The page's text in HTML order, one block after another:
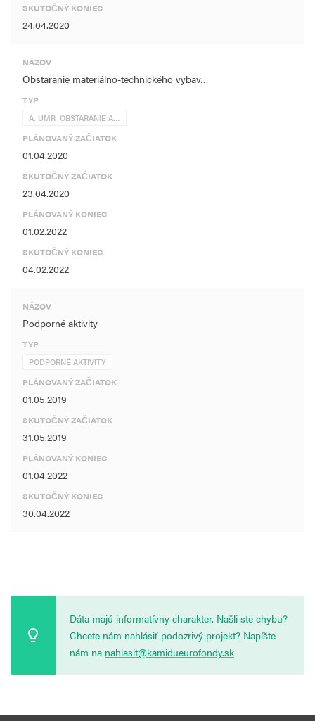
SKUTOČNÝ KONIEC
24.04.2020
NÁZOV
Obstaranie materiálno-technického vybav…
TYP
A. UMR_OBSTARANIE A…
PLÁNOVANÝ ZAČIATOK
01.04.2020
SKUTOČNÝ ZAČIATOK
23.04.2020
PLÁNOVANÝ KONIEC
01.02.2022
SKUTOČNÝ KONIEC
04.02.2022
NÁZOV
Podporné aktivity
TYP
PODPORNÉ AKTIVITY
PLÁNOVANÝ ZAČIATOK
01.05.2019
SKUTOČNÝ ZAČIATOK
31.05.2019
PLÁNOVANÝ KONIEC
01.04.2022
SKUTOČNÝ KONIEC
30.04.2022
Dáta majú informatívny charakter. Našli ste chybu?
Chcete nám nahlásiť podozrivý projekt? Napíšte
nám na nahlasit@kamidueurofondy.sk